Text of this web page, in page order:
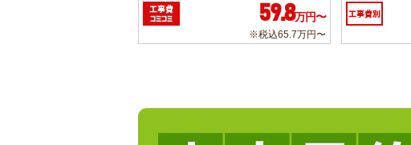
工事費
コミコミ
59.8万円〜
※税込65.7万円〜
工事費別